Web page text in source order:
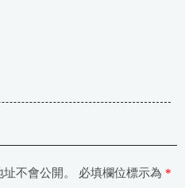
不會公開。 必填欄位標示為 *